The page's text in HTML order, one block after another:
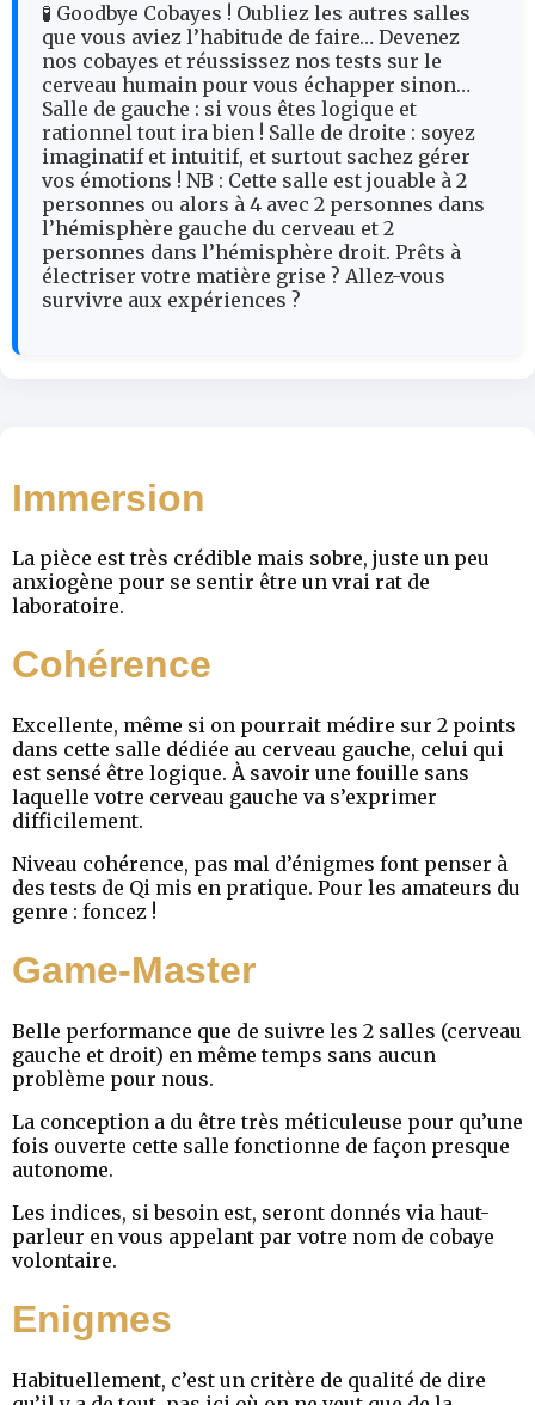
🧪 Goodbye Cobayes ! Oubliez les autres salles
que vous aviez l’habitude de faire… Devenez
nos cobayes et réussissez nos tests sur le
cerveau humain pour vous échapper sinon…
Salle de gauche : si vous êtes logique et
rationnel tout ira bien ! Salle de droite : soyez
imaginatif et intuitif, et surtout sachez gérer
vos émotions ! NB : Cette salle est jouable à 2
personnes ou alors à 4 avec 2 personnes dans
l’hémisphère gauche du cerveau et 2
personnes dans l’hémisphère droit. Prêts à
électriser votre matière grise ? Allez-vous
survivre aux expériences ?
Immersion
La pièce est très crédible mais sobre, juste un peu
anxiogène pour se sentir être un vrai rat de
laboratoire.
Cohérence
Excellente, même si on pourrait médire sur 2 points
dans cette salle dédiée au cerveau gauche, celui qui
est sensé être logique. À savoir une fouille sans
laquelle votre cerveau gauche va s’exprimer
difficilement.
Niveau cohérence, pas mal d’énigmes font penser à
des tests de Qi mis en pratique. Pour les amateurs du
genre : foncez !
Game-Master
Belle performance que de suivre les 2 salles (cerveau
gauche et droit) en même temps sans aucun
problème pour nous.
La conception a du être très méticuleuse pour qu’une
fois ouverte cette salle fonctionne de façon presque
autonome.
Les indices, si besoin est, seront donnés via haut-
parleur en vous appelant par votre nom de cobaye
volontaire.
Enigmes
Habituellement, c’est un critère de qualité de dire